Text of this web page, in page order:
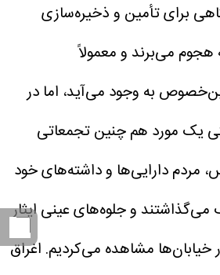
برای تأمین و ذخیره‌سازی
هجوم می‌برند و معمولاً
به وجود می‌آید، اما در
یک مورد هم چنین تجمعاتی
مردم دارایی‌ها و داشته‌های خود
می‌گذاشتند و جلوه‌های عینی ایثار
خیابان‌ها مشاهده می‌کردیم. اغراق